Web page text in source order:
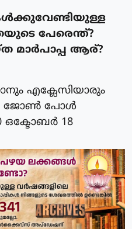
പേരെന്ത്?
മാർപാപ്പ ആര്?
എക്ലേസിയാരും
ജോൺ പോൾ
ഒക്ടോബർ 18